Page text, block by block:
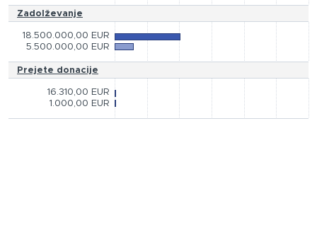
Zadolževanje
18.500.000,00 EUR
5.500.000,00 EUR
Prejete donacije
16.310,00 EUR
1.000,00 EUR